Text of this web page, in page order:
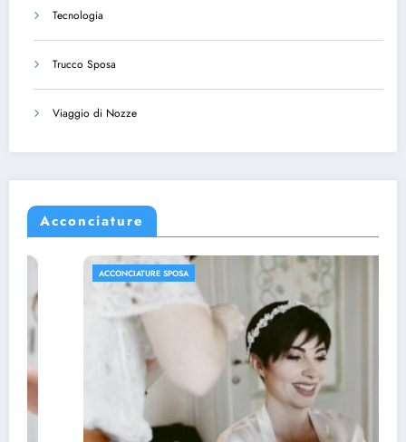
Tecnologia
Trucco Sposa
Viaggio di Nozze
Acconciature
ACCONCIATURE SPOSA